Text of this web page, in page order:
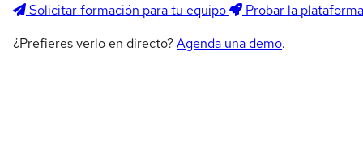
Solicitar formación para tu equipo
Probar la plataforma
¿Prefieres verlo en directo?Agenda una demo.